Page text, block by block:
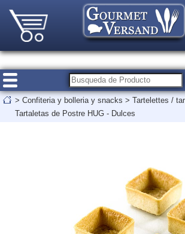
> Confiteria y bolleria y snacks > Tartelettes /
Tartaletas de Postre HUG - Dulces